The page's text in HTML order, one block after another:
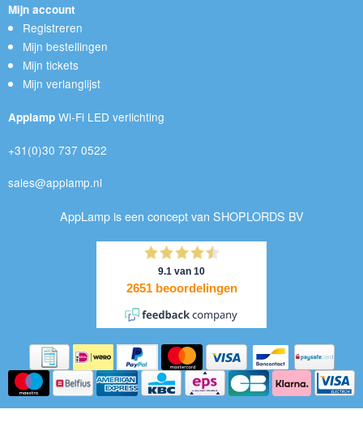
Mijn account
Registreren
Mijn bestellingen
Mijn tickets
Mijn verlanglijst
Applamp Wi-Fi LED verlichting
+31(0)30 737 0522
sales@applamp.nl
AppLamp is een concept van SHOPLORDS BV